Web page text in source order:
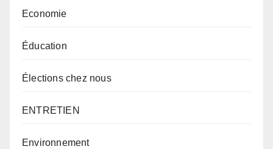
Economie
Éducation
Élections chez nous
ENTRETIEN
Environnement